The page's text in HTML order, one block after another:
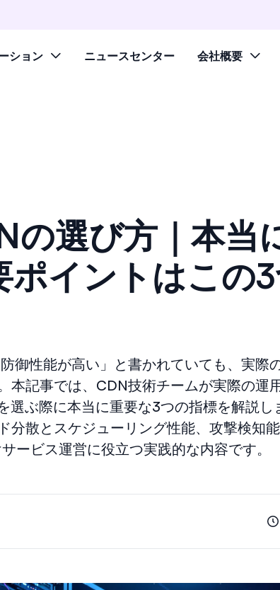
ション ニュースセンター 会社概要
の選び方｜本当
ポイントはこの
御性能が高い」と書かれていても、実際
本記事では、CDN技術チームが実際の運
選ぶ際に本当に重要な3つの指標を解説し
分散とスケジューリング性能、攻撃検知
ービス運営に役立つ実践的な内容です。